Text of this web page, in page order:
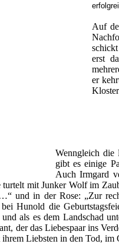
Auf
erst
er
Wenngleich die
gibt es einige
Auch Irmgard
mit Junker Wolf im
und in der Rose: „Zur
Hunold die
als es dem Landschad
der das Liebespaar ins
Liebsten in den Tod,